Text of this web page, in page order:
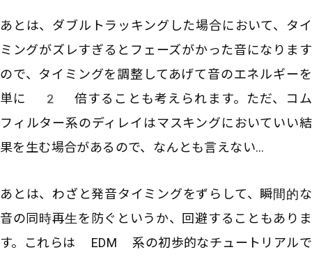
あとは、ダブルトラッキングした場合において、タイ
ミングがズレすぎるとフェーズがかった音になります
ので、タイミングを調整してあげて音のエネルギーを
単に 2 倍することも考えられます。ただ、コム
フィルター系のディレイはマスキングにおいていい結
果を生む場合があるので、なんとも言えない…
あとは、わざと発音タイミングをずらして、瞬間的な
音の同時再生を防ぐというか、回避することもありま
す。これらは EDM 系の初歩的なチュートリアルで